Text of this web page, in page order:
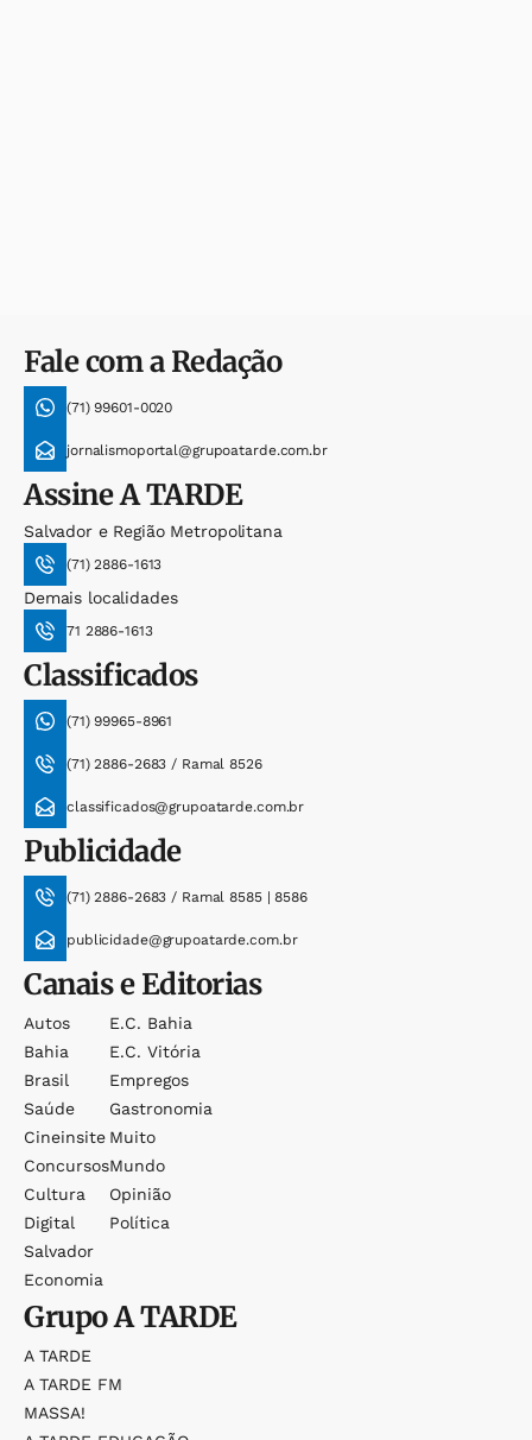
Fale com a Redação
(71) 99601-0020
jornalismoportal@grupoatarde.com.br
AssineA TARDE
Salvador e Região Metropolitana
(71) 2886-1613
Demais localidades
71 2886-1613
Classificados
(71) 99965-8961
(71) 2886-2683 / Ramal 8526
classificados@grupoatarde.com.br
Publicidade
(71) 2886-2683 / Ramal 8585 | 8586
publicidade@grupoatarde.com.br
Canais e Editorias
Autos
Bahia
Brasil
Saúde
Cineinsite
Concursos
Cultura
Digital
Salvador
Economia
E.c. Bahia
E.c. Vitória
Empregos
Gastronomia
Muito
Mundo
Opinião
Política
GrupoA TARDE
A TARDE
A TARDE FM
MASSA!